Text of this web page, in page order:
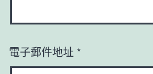
電子郵件地址 *